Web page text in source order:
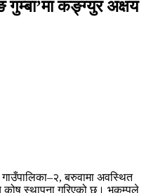
कङ्ग्युर अक्षय
बरुवामा अवस्थित
कोष स्थापना गरिएको छ। भूकम्पले